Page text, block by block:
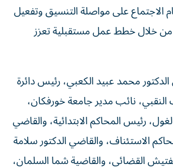
الاجتماع على مواصلة التنسيق وتفعيل
من خلال خطط عمل مستقبلية تعزز
محمد عبيد الكعبي، رئيس دائرة
نائب مدير جامعة خورفكان،
رئيس المحاكم الابتدائية، والقاضي
الاستئناف، والقاضي الدكتور سلامة
القضائي، والقاضية شما السلمان،